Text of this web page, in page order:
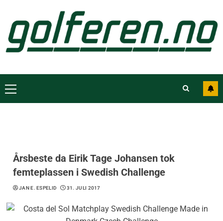
Årsbeste da Eirik Tage Johansen tok
femteplassen i Swedish Challenge
JAN E. ESPELID 31. JULI 2017